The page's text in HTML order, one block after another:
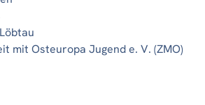
mit Osteuropa Jugend e. V. (ZMO)